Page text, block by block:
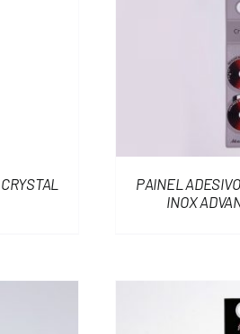
PAINEL
INOX